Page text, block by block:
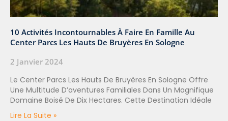
10 Activités Incontournables À Faire En Famille Au
Center Parcs Les Hauts De Bruyères En Sologne
2 Janvier 2024
Le Center Parcs Les Hauts De Bruyères En Sologne Offre
Une Multitude D’aventures Familiales Dans Un Magnifique
Domaine Boisé De Dix Hectares. Cette Destination Idéale
Lire La Suite »